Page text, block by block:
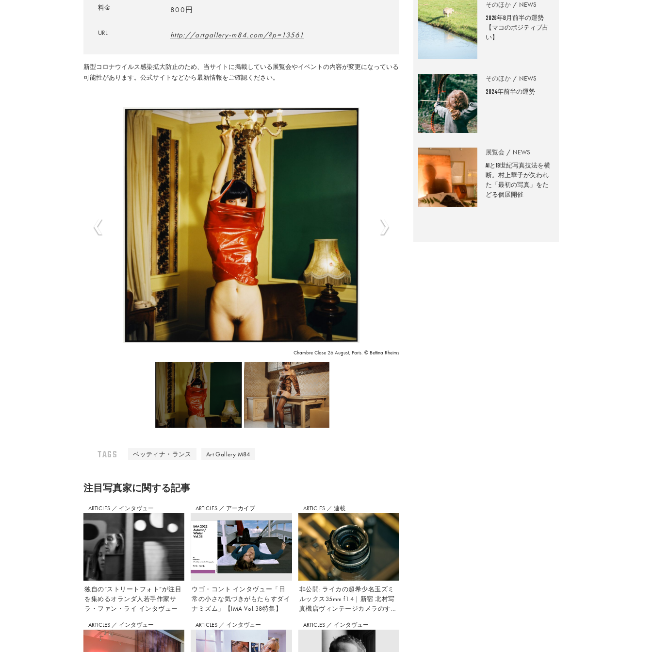
料金 800円
URL http://artgallery-m84.com/?p=13561
新型コロナウイルス感染拡大防止のため、当サイトに掲載している展覧会やイベントの内容が変更になっている
可能性があります。公式サイトなどから最新情報をご確認ください。
Chambre Close 26 August, Paris. © Bettina Rheims
TAGS ベッティナ・ランス Art Gallery M84
注⽬写真家に関する記事
ARTICLES ／ インタヴュー
独自の“ストリートフォト”が注目
を集めるオランダ人若手作家サ
ラ・ファン・ライ インタヴュー
ARTICLES ／ アーカイブ
ウゴ・コント インタヴュー「日
常の小さな気づきがもたらすダイ
ナミズム」【IMA Vol.38特集】
ARTICLES ／ 連載
非公開: ライカの超希少名玉ズミ
ルックス35mm f1.4｜新宿 北村写
真機店ヴィンテージカメラのすす
ARTICLES ／ インタヴュー ARTICLES ／ インタヴュー ARTICLES ／ インタヴュー
そのほか NEWS
2026年8月前半の運勢
【マコのポジティブ占
い】
そのほか NEWS
2024年前半の運勢
展覧会 NEWS
AIと19世紀写真技法を横
断。村上華子が失われ
た「最初の写真」をた
どる個展開催